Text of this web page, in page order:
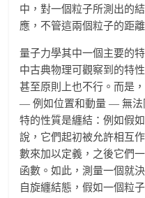
中，對一個粒子所測出的
應，不管這兩個粒子的距
量子力學其中一個主要的
中古典物理可觀察到的特
甚至原則上也不行。而是
— 例如位置和動量 — 無法
特的性質是纏結：例如假
說，它們起初被允許相互
數來加以定義，之後它們
函數。如此，測量一個就
自旋纏結態，假如一個粒